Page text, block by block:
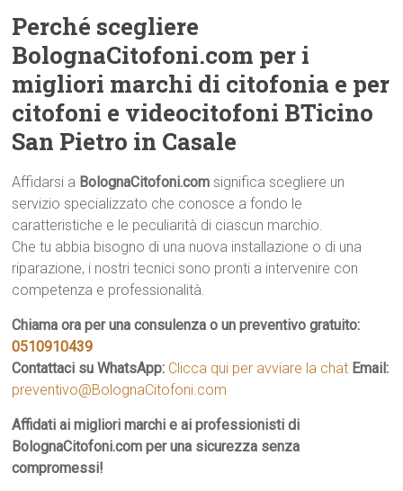
Perché scegliere
BolognaCitofoni.com per i
migliori marchi di citofonia e per
citofoni e videocitofoni BTicino
San Pietro in Casale
Affidarsi a BolognaCitofoni.com significa scegliere un
servizio specializzato che conosce a fondo le
caratteristiche e le peculiarità di ciascun marchio.
Che tu abbia bisogno di una nuova installazione o di una
riparazione, i nostri tecnici sono pronti a intervenire con
competenza e professionalità.
Chiama ora per una consulenza o un preventivo gratuito:
0510910439
Contattaci su WhatsApp: Clicca qui per avviare la chat Email:
preventivo@BolognaCitofoni.com
Affidati ai migliori marchi e ai professionisti di
BolognaCitofoni.com per una sicurezza senza
compromessi!